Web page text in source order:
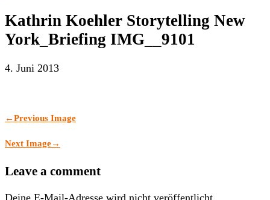
Kathrin Koehler Storytelling New
York_Briefing IMG__9101
4. Juni 2013
←Previous Image
Next Image→
Leave a comment
Deine E-Mail-Adresse wird nicht veröffentlicht.